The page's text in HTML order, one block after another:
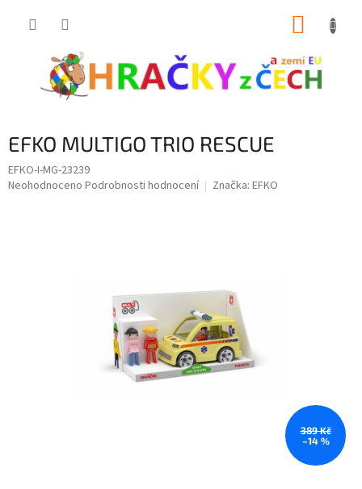
EFKO MULTIGO TRIO RESCUE
EFKO-I-MG-23239
Průměrné
Neohodnoceno Podrobnosti hodnocení Značka: EFKO
389 Kč
–14 %